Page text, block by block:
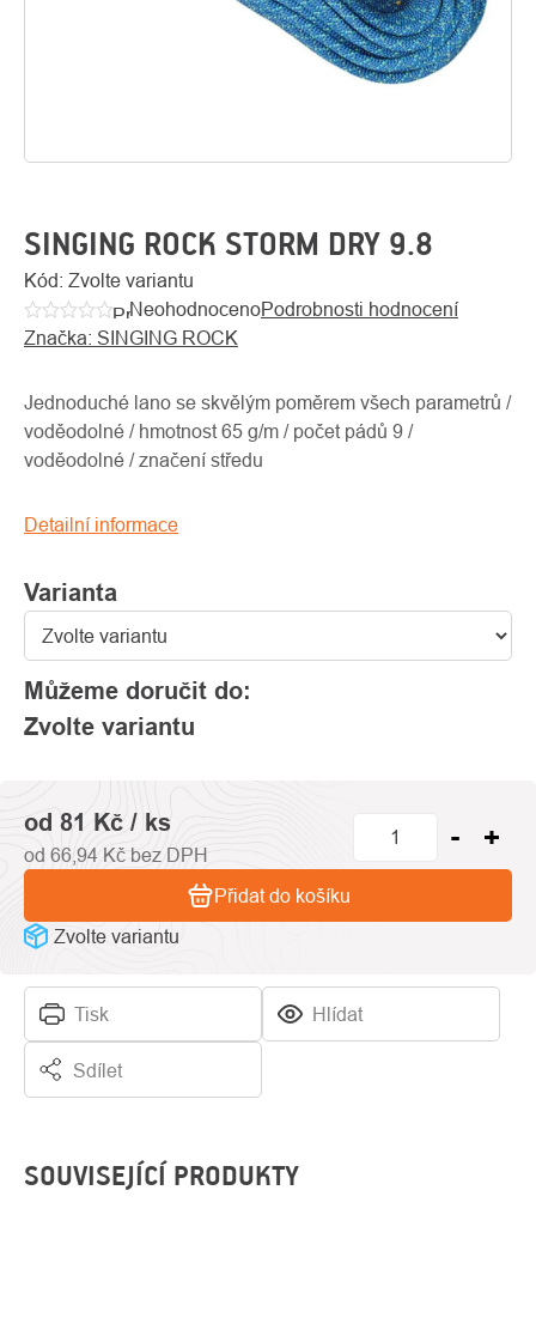
O
SINGING ROCK STORM DRY 9.8
Kód: Zvolte variantu
Průměrné
hodnocení
je
0,0
z
hvězdiček.
NeohodnocenoPodrobnosti hodnocení
Značka: SINGING ROCK
Varianta
Můžeme doručit do:
Zvolte variantu
Jednoduché lano se skvělým poměrem všech parametrů /
voděodolné / hmotnost 65 g/m / počet pádů 9 /
voděodolné / značení středu
Detailní informace
Tisk Hlídat
Sdílet
od 81 Kč / ks
od 66,94 Kč bez DPH
Zvolte variantu
Přidat do košíku
SOUVISEJÍCÍ PRODUKTY